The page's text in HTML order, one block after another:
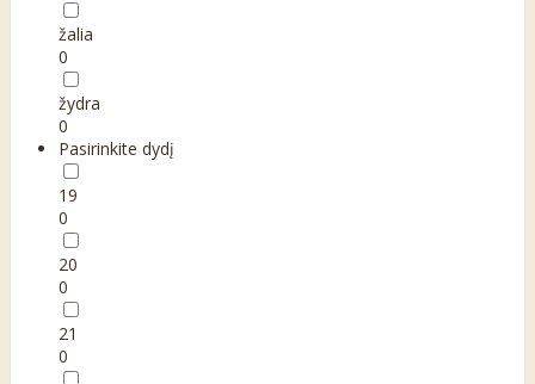
žalia
0
žydra
0
Pasirinkite dydį
19
0
20
0
21
0